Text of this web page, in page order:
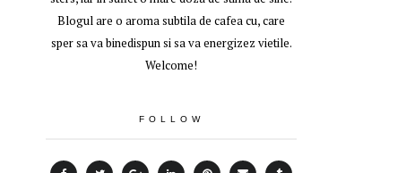
Blogul are o aroma subtila de cafea cu, care
sper sa va binedispun si sa va energizez vietile.
Welcome!
FOLLOW